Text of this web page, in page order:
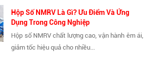
Hộp Số NMRV Là Gì? Ưu Điểm Và Ứng
Dụng Trong Công Nghiệp
Hộp số NMRV chất lượng cao, vận hành êm ái,
giảm tốc hiệu quả cho nhiều...